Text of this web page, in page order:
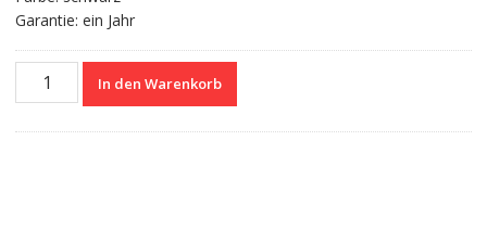
Garantie: ein Jahr
Nagelneuer
In den Warenkorb